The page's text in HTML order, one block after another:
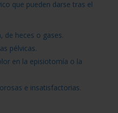
que pueden darse tras el
de heces o gases.
pélvicas.
en la episiotomía o la
e insatisfactorias.